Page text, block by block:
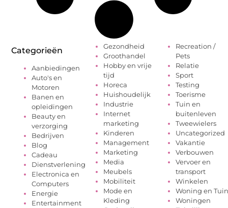
Categorieën
Aanbiedingen
Auto's en
Motoren
Banen en
opleidingen
Beauty en
verzorging
Bedrijven
Blog
Cadeau
Dienstverlening
Electronica en
Computers
Energie
Entertainment
Gezondheid
Groothandel
Hobby en vrije
tijd
Horeca
Huishoudelijk
Industrie
Internet
marketing
Kinderen
Management
Marketing
Media
Meubels
Mobiliteit
Mode en
Kleding
Recreation /
Pets
Relatie
Sport
Testing
Toerisme
Tuin en
buitenleven
Tweewielers
Uncategorized
Vakantie
Verbouwen
Vervoer en
transport
Winkelen
Woning en Tuin
Woningen